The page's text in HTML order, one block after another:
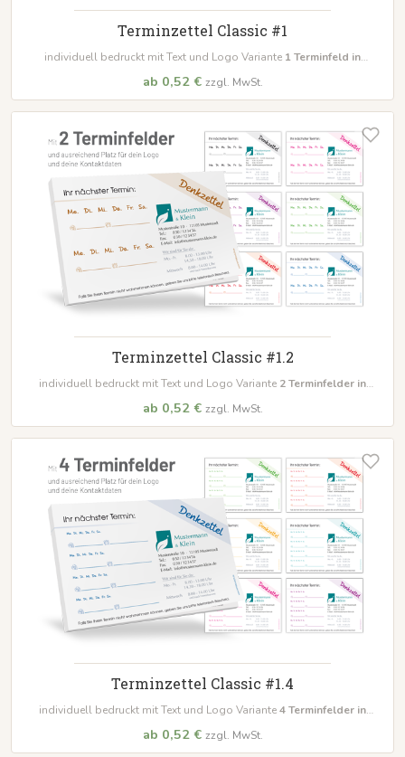
Terminzettel Classic #1
individuell bedruckt mit Text und Logo Variante 1 Terminfeld in
ab 0,52 € zzgl. MwSt.
Terminzettel Classic #1.2
individuell bedruckt mit Text und Logo Variante 2 Terminfelder in
ab 0,52 € zzgl. MwSt.
Terminzettel Classic #1.4
individuell bedruckt mit Text und Logo Variante4 Terminfelder in
ab 0,52 € zzgl. MwSt.